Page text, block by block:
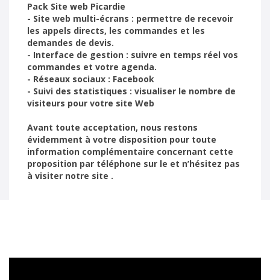
Pack Site web Picardie
- Site web multi-écrans : permettre de recevoir
les appels directs, les commandes et les
demandes de devis.
- Interface de gestion : suivre en temps réel vos
commandes et votre agenda.
- Réseaux sociaux : Facebook
- Suivi des statistiques : visualiser le nombre de
visiteurs pour votre site Web
Avant toute acceptation, nous restons
évidemment à votre disposition pour toute
information complémentaire concernant cette
proposition par téléphone sur le et n’hésitez pas
à visiter notre site .